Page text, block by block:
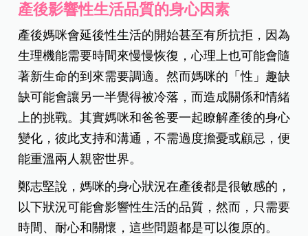
產後影響性生活品質的身心因素
產後媽咪會延後性生活的開始甚至有所抗拒，因為
生理機能需要時間來慢慢恢復，心理上也可能會隨
著新生命的到來需要調適。然而媽咪的「性」趣缺
缺可能會讓另一半覺得被冷落，而造成關係和情緒
上的挑戰。其實媽咪和爸爸要一起瞭解產後的身心
變化，彼此支持和溝通，不需過度擔憂或顧忌，便
能重溫兩人親密世界。
鄭志堅說，媽咪的身心狀況在產後都是很敏感的，
以下狀況可能會影響性生活的品質，然而，只需要
時間、耐心和關懷，這些問題都是可以復原的。